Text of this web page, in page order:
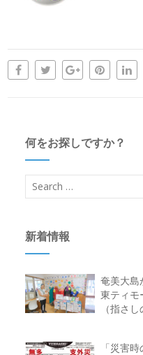
何をお探しですか？
新着情報
奄美大島
東ティモ
（指さ
「災害